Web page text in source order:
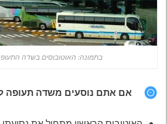
בתמונה: האוטובוסים בשדה
אם אתם נוסעים משדה תעופה